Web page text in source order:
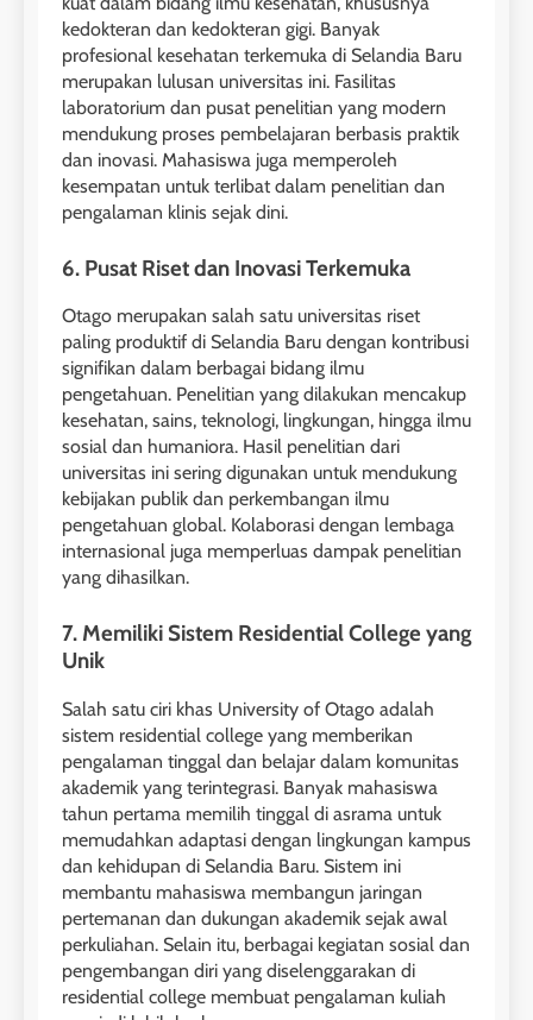
LEIDEN INSTITUTE
29
Perbedaan Antara IELTS
Preparation dan IELTS Practice
LEIDEN INSTITUTE
LEIDEN INSTITUTE
2
🎓 ScholarPath by Leiden
Institute
LEIDEN INSTITUTE
3
LEIDEN INSTITUTE
4
Online IELTS Courses
LEIDEN INSTITUTE
5
Study IELTS Practice
LEIDEN INSTITUTE
40
Batch VII : 31 Maret – 28 April
2023
COURSE PERIODS
41
COURSE PERIODS
42
Batch V : 1 – 29 Maret 2023
COURSE PERIODS
43
Batch IV : 15 Februari – 14
Maret 2023
COURSE PERIODS
kedokteran dan kedokteran gigi. Banyak
profesional kesehatan terkemuka di Selandia Baru
merupakan lulusan universitas ini. Fasilitas
laboratorium dan pusat penelitian yang modern
mendukung proses pembelajaran berbasis praktik
dan inovasi. Mahasiswa juga memperoleh
kesempatan untuk terlibat dalam penelitian dan
pengalaman klinis sejak dini.
6. Pusat Riset dan Inovasi Terkemuka
Otago merupakan salah satu universitas riset
paling produktif di Selandia Baru dengan kontribusi
signifikan dalam berbagai bidang ilmu
pengetahuan. Penelitian yang dilakukan mencakup
kesehatan, sains, teknologi, lingkungan, hingga ilmu
sosial dan humaniora. Hasil penelitian dari
universitas ini sering digunakan untuk mendukung
kebijakan publik dan perkembangan ilmu
pengetahuan global. Kolaborasi dengan lembaga
internasional juga memperluas dampak penelitian
yang dihasilkan.
7. Memiliki Sistem Residential College yang
Unik
Salah satu ciri khas University of Otago adalah
sistem residential college yang memberikan
pengalaman tinggal dan belajar dalam komunitas
akademik yang terintegrasi. Banyak mahasiswa
tahun pertama memilih tinggal di asrama untuk
memudahkan adaptasi dengan lingkungan kampus
dan kehidupan di Selandia Baru. Sistem ini
membantu mahasiswa membangun jaringan
pertemanan dan dukungan akademik sejak awal
perkuliahan. Selain itu, berbagai kegiatan sosial dan
pengembangan diri yang diselenggarakan di
residential college membuat pengalaman kuliah